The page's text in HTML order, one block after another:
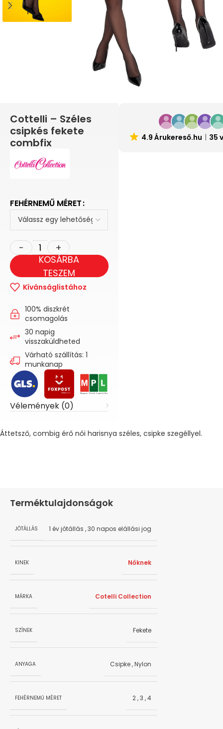
Cottelli – Széles
csipkés fekete
combfix
FEHÉRNEMŰ MÉRET
KOSÁRBA
TESZEM
Kívánságlistához
100% diszkrét
csomagolás
30 napig
visszaküldheted
Várható szállítás: 1
munkanap
Vélemények (0)
4.9 Árukereső.hu 35
Áttetsző, combig érő női harisnya széles, csipke szegéllyel.
Terméktulajdonságok
JÓTÁLLÁS 1 év jótállás ,30 napos elállási jog
KINEK Nőknek
MÁRKA Cotelli Collection
SZÍNEK Fekete
ANYAGA Csipke,Nylon
FEHÉRNEMŰ MÉRET 2,3 ,4